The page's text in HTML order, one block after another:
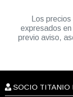
Los
expresados
previo aviso,
SOCIO TITANIO